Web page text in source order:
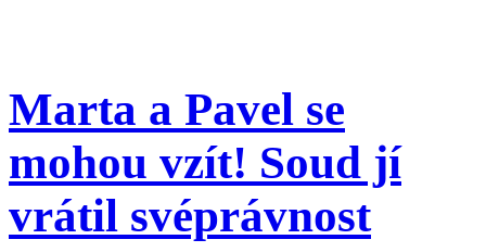
Marta a Pavel se
mohou vzít! Soud jí
vrátil svéprávnost